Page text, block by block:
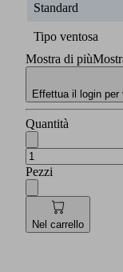
Standard
Tipo ventosa
Mostra di più
Effettua il login
Quantità
Pezzi
Nel carrello